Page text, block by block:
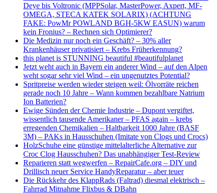
Deye bis Voltronic (MPPSolar, MasterPower, Axpert, MF-
OMEGA, STECA KATEK SOLARIX) (ACHTUNG
FAKE: PowMr POWLAND BGH-5KW EASUN) warum
kein Fronius? – Rechnen sich Optimierer?
Die Medizin nur noch ein Geschäft? – 30% aller
Krankenhäuser privatisiert – Krebs Früherkennung?
this planet is STUNNING beautiful #beautifulplanet
Jetzt weht auch in Bayern ein anderer Wind – auf den Alpen
weht sogar sehr viel Wind – ein ungenutztes Potential?
Spritpreise werden wieder steigen weil: Ölvorräte reichen
gerade noch 10 Jahre – Wann kommen bezahlbare Natrium
Ion Batterien?
Ewige Sünden der Chemie Industrie – Dupont vergiftet,
wissentlich tausende Amerikaner – PFAS again – krebs
erregenden Chemikalien – Haltbarkeit 1000 Jahre (BASF
3M) – PAKs in Hausschuhen (Imitate von Clogs und Crocs)
HolzSchuhe eine günstige mittelalterliche Alternative zur
Croc Clog Hausschuhen? Das unabhängiger Test-Review
Reparieren statt wegwerfen – RepairCafe.org – DIY und
Drillisch neuer Service HandyReparatur – aber teuer
Die Rückkehr des KlappRads (Faltrad) diesmal elektrisch –
Fahrrad Mitnahme Flixbus & DBahn